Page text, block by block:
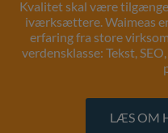
Kvalitet skal være
iværksættere. Waimeas
erfaring fra store
verdensklasse: Tekst,
LÆS OM